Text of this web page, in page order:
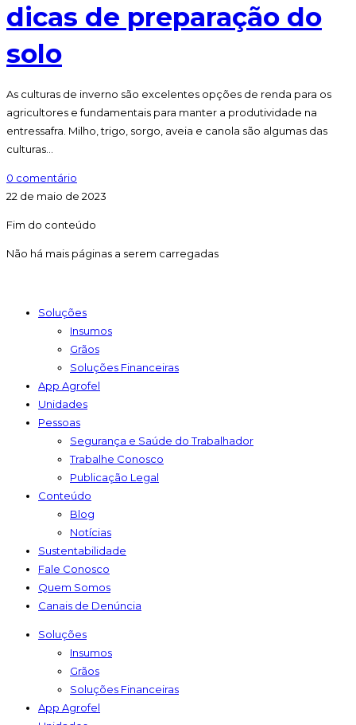
dicas de preparação do
solo
As culturas de inverno são excelentes opções de renda para os
agricultores e fundamentais para manter a produtividade na
entressafra. Milho, trigo, sorgo, aveia e canola são algumas das
culturas…
0 comentário
22 de maio de 2023
Fim do conteúdo
Não há mais páginas a serem carregadas
Soluções
Insumos
Grãos
Soluções Financeiras
App Agrofel
Unidades
Pessoas
Segurança e Saúde do Trabalhador
Trabalhe Conosco
Publicação Legal
Conteúdo
Blog
Notícias
Sustentabilidade
Fale Conosco
Quem Somos
Canais de Denúncia
Soluções
Insumos
Grãos
Soluções Financeiras
App Agrofel